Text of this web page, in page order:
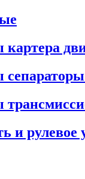
и рулевое